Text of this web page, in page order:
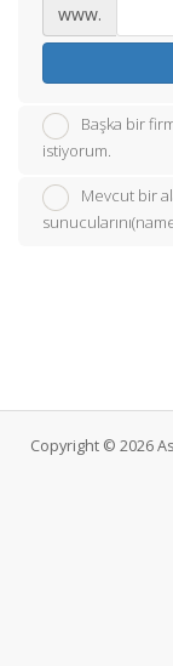
www.
Başka bir
istiyorum.
Mevcut bir
Copyright © 2026